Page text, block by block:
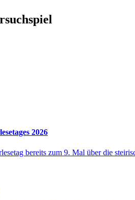
2026
bereits zum 9. Mal über die